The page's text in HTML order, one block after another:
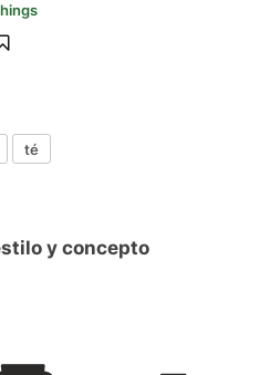
té
y concepto